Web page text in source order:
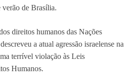
de Brasília.
direitos humanos das Nações
a atual agressão israelense na
terrível violação às Leis
Humanos.